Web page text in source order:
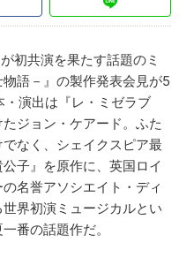
初共演を果たす話題のミ
語－』の製作発表会見が5
演出は『レ・ミゼラブ
ジョン・ケアード。ふた
なく、シェイクスピア最
子』を原作に、英国ロイ
名誉アソシエイト・ディ
界初演ミュージカルとい
番の話題作だ。